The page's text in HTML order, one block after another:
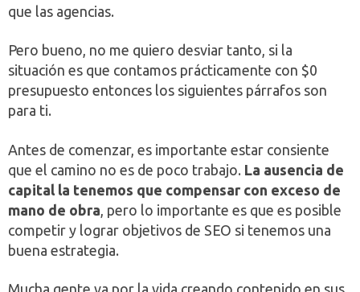
que las agencias.
Pero bueno, no me quiero desviar tanto, si la
situación es que contamos prácticamente con $0
presupuesto entonces los siguientes párrafos son
para ti.
Antes de comenzar, es importante estar consiente
que el camino no es de poco trabajo. La ausencia de
capital la tenemos que compensar con exceso de
mano de obra , pero lo importante es que es posible
competir y lograr objetivos de SEO si tenemos una
buena estrategia.